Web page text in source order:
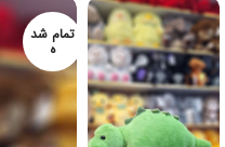
تمام شد
ه